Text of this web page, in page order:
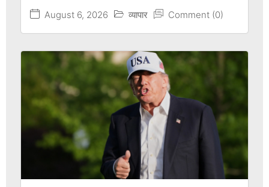
August 6, 2026 व्यापार Comment (0)